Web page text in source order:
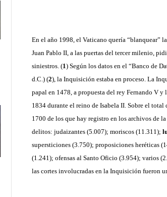
En el año 1998, el Vaticano quería “blanquear”
Juan Pablo II, a las puertas del tercer milenio,
siniestros. (1) Según los datos en el “Banco de
d.C.) (2), la Inquisición estaba en proceso. La
papal en 1478, a propuesta del rey Fernando V y
1834 durante el reino de Isabela II. Sobre el
1700 de los que hay registro en los archivos de
delitos: judaizantes (5.007); moriscos (11.311);
supersticiones (3.750); proposiciones heréticas
(1.241); ofensas al Santo Oficio (3.954); varios
las cortes involucradas en la Inquisición fueron